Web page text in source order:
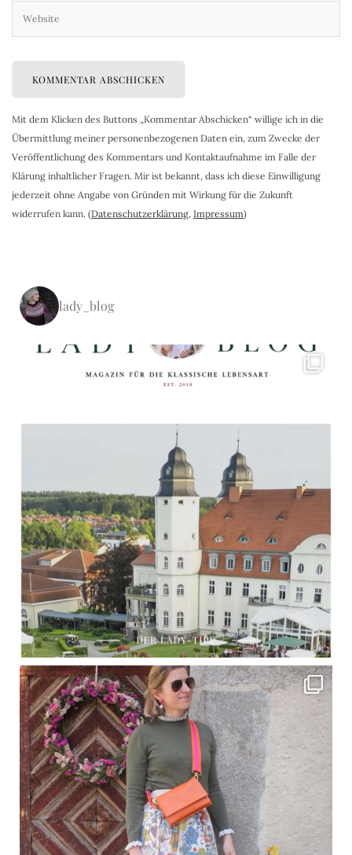
Mit dem Klicken des Buttons „Kommentar Abschicken“ willige ich in die
Übermittlung meiner personenbezogenen Daten ein, zum Zwecke der
Veröffentlichung des Kommentars und Kontaktaufnahme im Falle der
Klärung inhaltlicher Fragen. Mir ist bekannt, dass ich diese Einwilligung
jederzeit ohne Angabe von Gründen mit Wirkung für die Zukunft
widerrufen kann. (Datenschutzerklärung, Impressum)
lady_blog